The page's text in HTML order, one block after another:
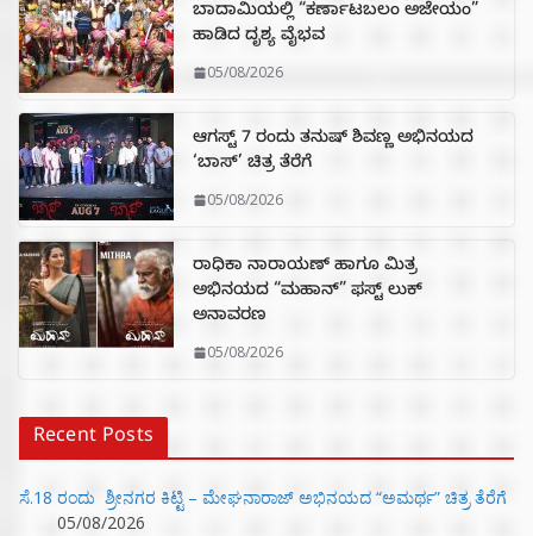
ಬಾದಾಮಿಯಲ್ಲಿ “ಕರ್ಣಾಟಬಲಂ ಅಜೇಯಂ”
ಹಾಡಿದ ದೃಶ್ಯ ವೈಭವ
05/08/2026
ಆಗಸ್ಟ್ 7 ರಂದು ತನುಷ್ ಶಿವಣ್ಣ ಅಭಿನಯದ
‘ಬಾಸ್’ ಚಿತ್ರ ತೆರೆಗೆ
05/08/2026
ರಾಧಿಕಾ ನಾರಾಯಣ್ ಹಾಗೂ ಮಿತ್ರ
ಅಭಿನಯದ “ಮಹಾನ್” ಫಸ್ಟ್ ಲುಕ್
ಅನಾವರಣ
05/08/2026
Recent Posts
ಸೆ.18 ರಂದು ಶ್ರೀನಗರ ಕಿಟ್ಟಿ – ಮೇಘನಾರಾಜ್ ಅಭಿನಯದ “ಅಮರ್ಥ” ಚಿತ್ರ ತೆರೆಗೆ
05/08/2026